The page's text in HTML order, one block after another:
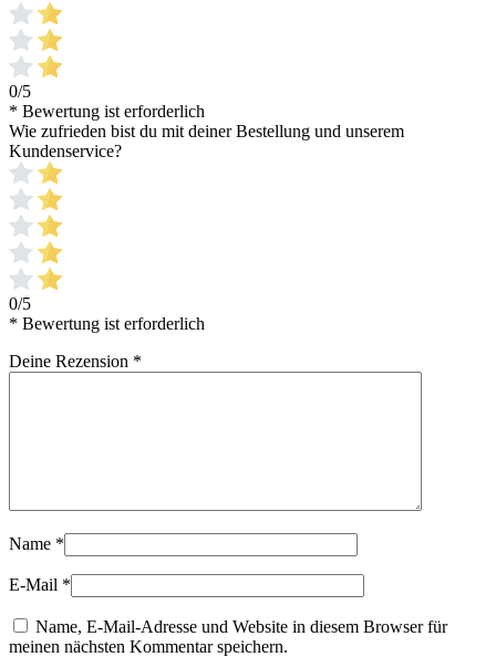
0/5
* Bewertung ist erforderlich
Wie zufrieden bist du mit deiner Bestellung und unserem
Kundenservice?
0/5
* Bewertung ist erforderlich
Deine Rezension *
Name *
E-Mail *
Name, E-Mail-Adresse und Website in diesem Browser für
meinen nächsten Kommentar speichern.